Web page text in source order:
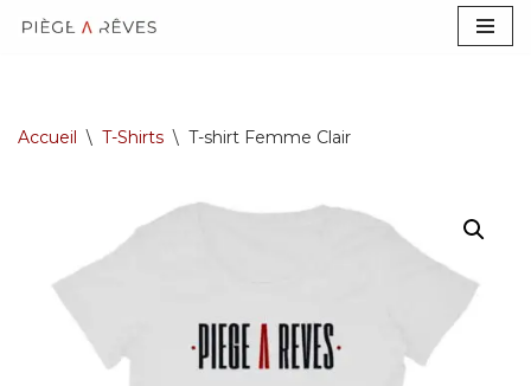
Accueil \ T-Shirts \ T-shirt Femme Clair